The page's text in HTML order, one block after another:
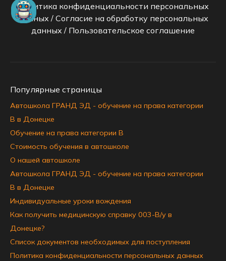
Политика конфиденциальности персональных
данных/ Согласие на обработку персональных
данных / Пользовательское соглашение
Популярные страницы
Автошкола ГРАНД ЭД - обучение на права категории
B в Донецке
Обучение на права категории B
Стоимость обучения в автошколе
О нашей автошколе
Автошкола ГРАНД ЭД - обучение на права категории
B в Донецке
Индивидуальные уроки вождения
Как получить медицинскую справку 003-В/у в
Донецке?
Список документов необходимых для поступления
Политика конфиденциальности персональных данных